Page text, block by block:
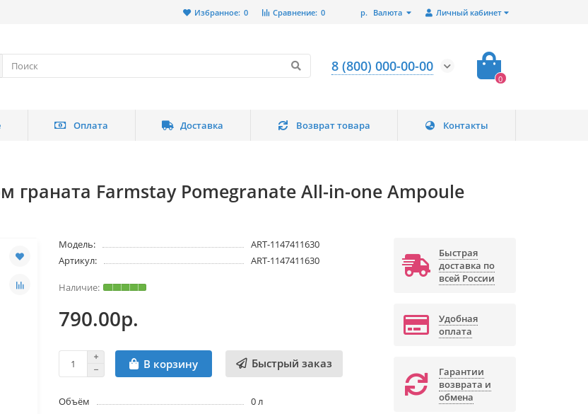
Личный кабинет
р. Валюта
Сравнение: 0
Избранное: 0
8 (800) 000-00-00
0
Оплата Доставка Возврат товара Контакты
граната Farmstay Pomegranate All-in-one Ampoule
Модель:
ART-1147411630
Артикул:
ART-1147411630
790.00р.
В корзину Быстрый заказ
Объём
0 л
Быстрая
доставка по
всей России
Удобная
оплата
Гарантии
возврата и
обмена